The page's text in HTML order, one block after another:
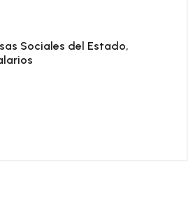
Sociales del Estado,